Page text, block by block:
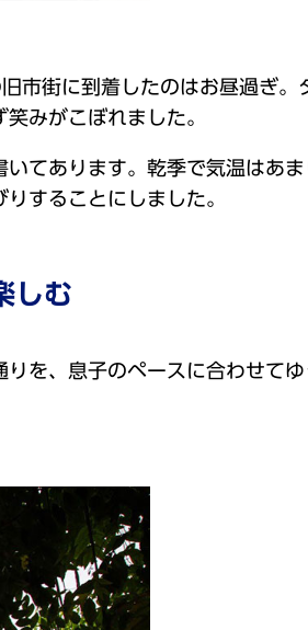
市街に到着したのはお昼過ぎ。
みがこぼれました。
てあります。乾季で気温はあ
することにしました。
しむ
を、息子のペースに合わせてゆ